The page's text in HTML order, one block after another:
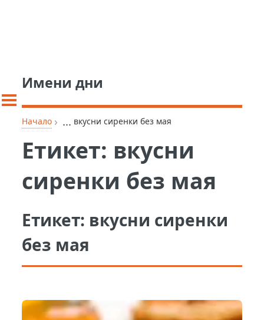
Имени дни
Начало › ... вкусни сиренки без мая
Етикет: вкусни
сиренки без мая
Етикет: вкусни сиренки
без мая